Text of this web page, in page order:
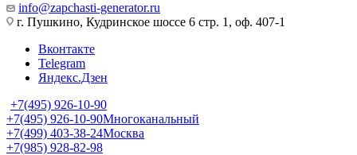
info@zapchasti-generator.ru
г. Пушкино, Кудринское шоссе 6 стр. 1, оф. 407-1
Вконтакте
Telegram
Яндекс.Дзен
+7(495) 926-10-90
+7(495) 926-10-90Многоканальный
+7(499) 403-38-24Москва
+7(985) 928-82-98